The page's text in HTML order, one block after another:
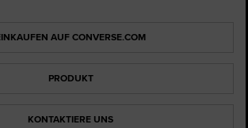
AUF CONVERSE.COM
PRODUKT
KONTAKTIERE UNS